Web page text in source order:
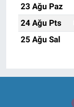
23 Ağu Paz
24 Ağu Pts
25 Ağu Sal